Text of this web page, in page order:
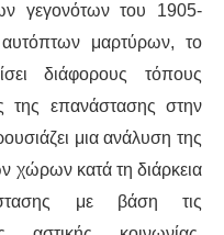
γεγονότων του 1905-
μαρτύρων, το
διάφορους τόπους
της επανάστασης στην
μια ανάλυση της
χώρων κατά τη διάρκεια
με βάση τις